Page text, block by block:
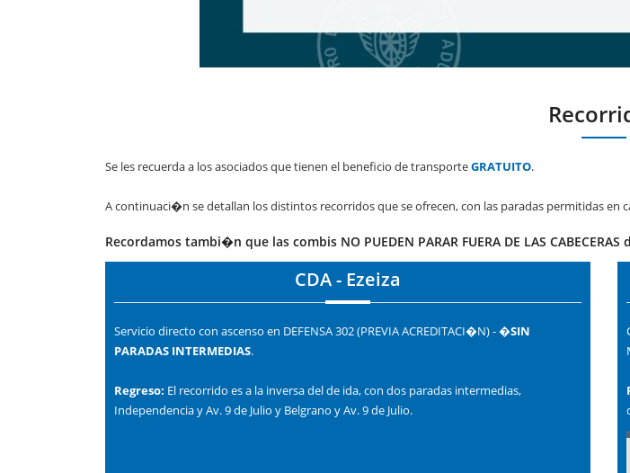
Se les recuerda a los asociados que tienen el beneficio de transporteGRATUITO.
A continuaci�n se detallan los distintos recorridos que se ofrecen, con las paradas permitidas en
Recordamos tambi�n que las combis NO PUEDEN PARAR FUERA DE LAS
CDA - Ezeiza
Servicio directo con ascenso en DEFENSA 302 (PREVIA ACREDITACI�N) - �SIN
PARADAS INTERMEDIAS.
Regreso: El recorrido es a la inversa del de ida, con dos paradas intermedias,
Independencia y Av. 9 de Julio y Belgrano y Av. 9 de Julio.